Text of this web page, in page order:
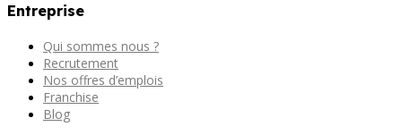
Entreprise
Qui sommes nous ?
Recrutement
Nos offres d’emplois
Franchise
Blog